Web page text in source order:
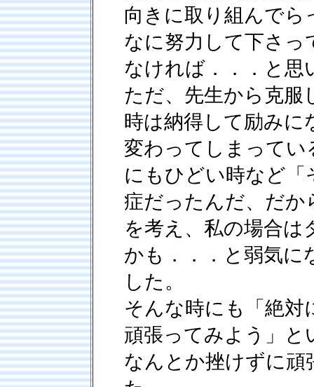
向きに取り組んでら
なに努力して下さっ
なければ．．．と思
ただ、先生から克服
時は納得して励みに
変わってしまってい
にもひどい時など
症だったんだ、だか
を考え、私の場合は
かも．．．と弱気に
した。
そんな時にも「絶対
頑張ってみよう」と
なんとか挫けずに